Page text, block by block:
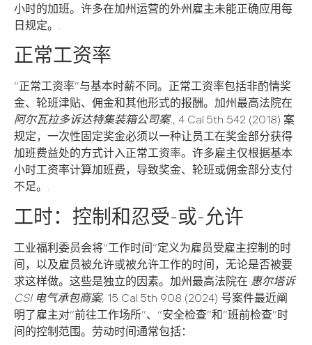
小时的加班。许多在加州运营的外州雇主未能正确应用每
日规定。.
正常工资率
“正常工资率”与基本时薪不同。正常工资率包括非酌情奖
金、轮班津贴、佣金和其他形式的报酬。加州最高法院在
阿尔瓦拉多诉达特集装箱公司案., 4 Cal.5th 542 (2018) 案
规定，一次性固定奖金必须以一种让员工在奖金部分获得
加班费益处的方式计入正常工资率。许多雇主仅根据基本
小时工资率计算加班费，导致奖金、轮班或佣金部分支付
不足。.
工时：控制和忍受-或-允许
工业福利委员会将“工作时间”定义为雇员受雇主控制的时
间，以及雇员被允许或被允许工作的时间，无论是否被要
求这样做。这些是独立的因素。加州最高法院在 惠尔塔诉
CSI 电气承包商案, 15 Cal.5th 908 (2024) 号案件最近阐
明了雇主对“前往工作场所”、“安全检查”和“班前检查”时
间的控制范围。劳动时间通常包括：